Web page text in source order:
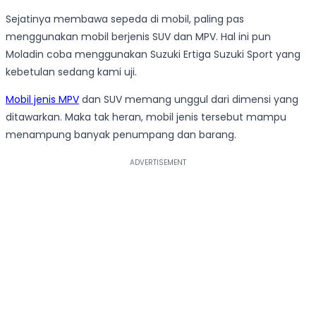
Sejatinya membawa sepeda di mobil, paling pas
menggunakan mobil berjenis SUV dan MPV. Hal ini pun
Moladin coba menggunakan Suzuki Ertiga Suzuki Sport yang
kebetulan sedang kami uji.
Mobil jenis MPV dan SUV memang unggul dari dimensi yang
ditawarkan. Maka tak heran, mobil jenis tersebut mampu
menampung banyak penumpang dan barang.